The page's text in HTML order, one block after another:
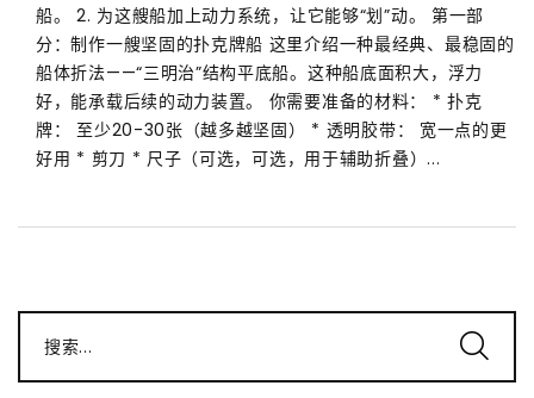
船。 2. 为这艘船加上动力系统，让它能够“划”动。 第一部
分：制作一艘坚固的扑克牌船 这里介绍一种最经典、最稳固的
船体折法——“三明治”结构平底船。这种船底面积大，浮力
好，能承载后续的动力装置。 你需要准备的材料： * 扑克
牌： 至少20-30张（越多越坚固） * 透明胶带： 宽一点的更
好用 * 剪刀 * 尺子（可选，可选，用于辅助折叠）...
搜索...